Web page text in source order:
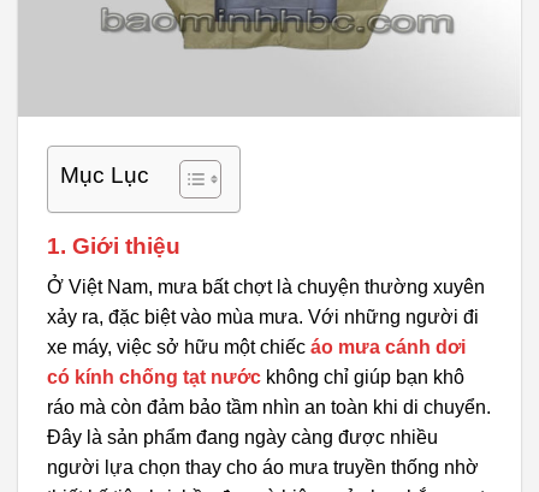
Mục Lục
1. Giới thiệu
Ở Việt Nam, mưa bất chợt là chuyện thường xuyên
xảy ra, đặc biệt vào mùa mưa. Với những người đi
xe máy, việc sở hữu một chiếc áo mưa cánh dơi
có kính chống tạt nước không chỉ giúp bạn khô
ráo mà còn đảm bảo tầm nhìn an toàn khi di chuyển.
Đây là sản phẩm đang ngày càng được nhiều
người lựa chọn thay cho áo mưa truyền thống nhờ